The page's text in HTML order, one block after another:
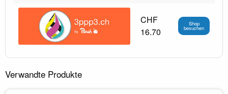
CHF
16.70
Shop
besuchen
Verwandte Produkte